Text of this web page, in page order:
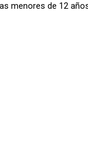
menores de 12